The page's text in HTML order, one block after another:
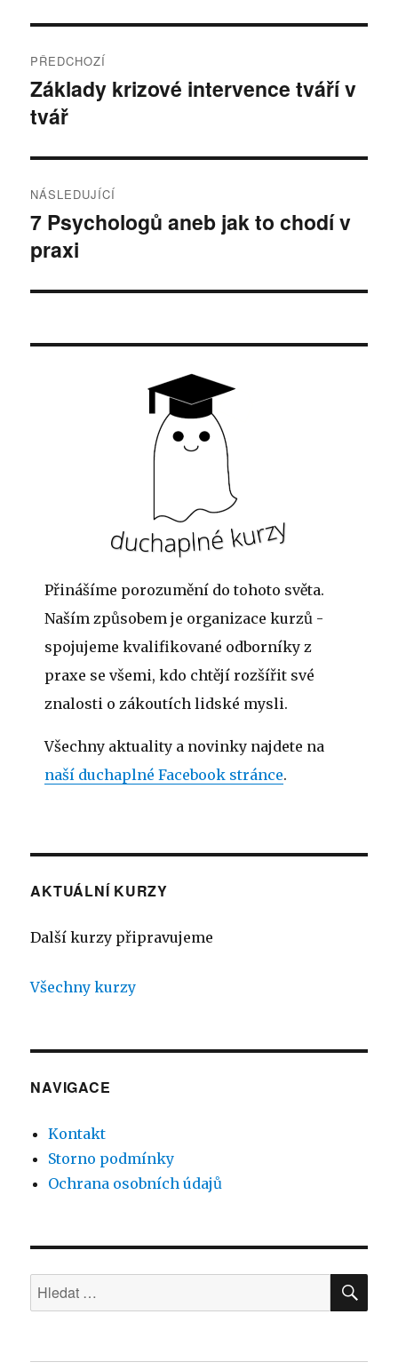
pro
příspěvek
PŘEDCHOZÍ
Předchozí
příspěvek:
Základy krizové intervence tváří v
tvář
NÁSLEDUJÍCÍ
Následující
příspěvek:
7 Psychologů aneb jak to chodí v
praxi
Přinášíme porozumění do tohoto světa.
Naším způsobem je organizace kurzů -
spojujeme kvalifikované odborníky z
praxe se všemi, kdo chtějí rozšířit své
znalosti o zákoutích lidské mysli.
Všechny aktuality a novinky najdete na
naší duchaplné Facebook stránce.
AKTUÁLNÍ KURZY
Další kurzy připravujeme
Všechny kurzy
NAVIGACE
Kontakt
Storno podmínky
Ochrana osobních údajů
Hledat: